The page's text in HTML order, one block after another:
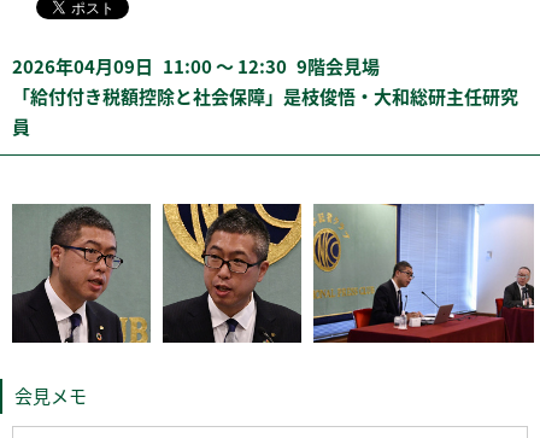
2026年04月09日 11:00 〜 12:30 9階会見場
「給付付き税額控除と社会保障」是枝俊悟・大和総研主任研究
員
会見メモ